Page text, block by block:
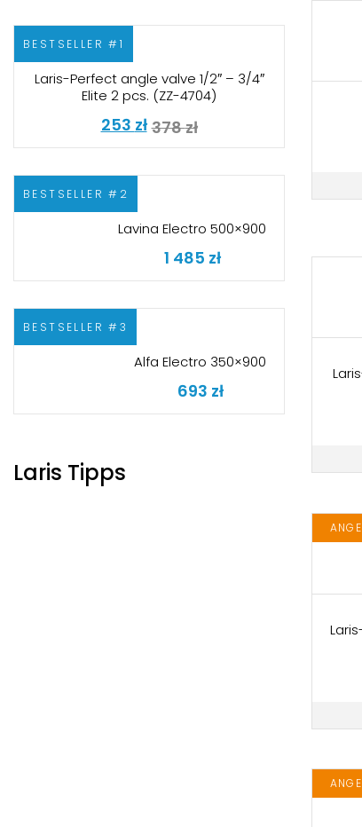
BESTSELLER #1
Laris-Perfect angle valve 1/2″ – 3/4″
Elite 2 pcs. (ZZ-4704)
378zł
253 zł
BESTSELLER #2
Lavina Electro 500×900
1 485 zł
BESTSELLER #3
Alfa Electro 350×900
693 zł
Laris Tipps